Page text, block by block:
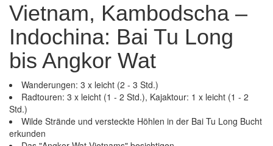
Vietnam, Kambodscha –
Indochina: Bai Tu Long
bis Angkor Wat
Wanderungen: 3 x leicht (2 - 3 Std.)
Radtouren: 3 x leicht (1 - 2 Std.), Kajaktour: 1 x leicht (1 - 2
Std.)
Wilde Strände und versteckte Höhlen in der Bai Tu Long Bucht
erkunden